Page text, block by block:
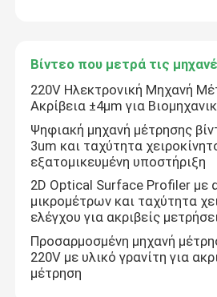
Βίντεο που μετρά τις
220V Ηλεκτρονική Μηχανή
Ακρίβεια ±4μm για
Ψηφιακή μηχανή μέτρησης
3um και ταχύτητα
εξατομικευμένη υποστήριξη
2D Optical Surface Profiler με
μικρομέτρων και ταχύτητα
ελέγχου για ακριβείς
Προσαρμοσμένη μηχανή
220V με υλικό γρανίτη για
μέτρηση